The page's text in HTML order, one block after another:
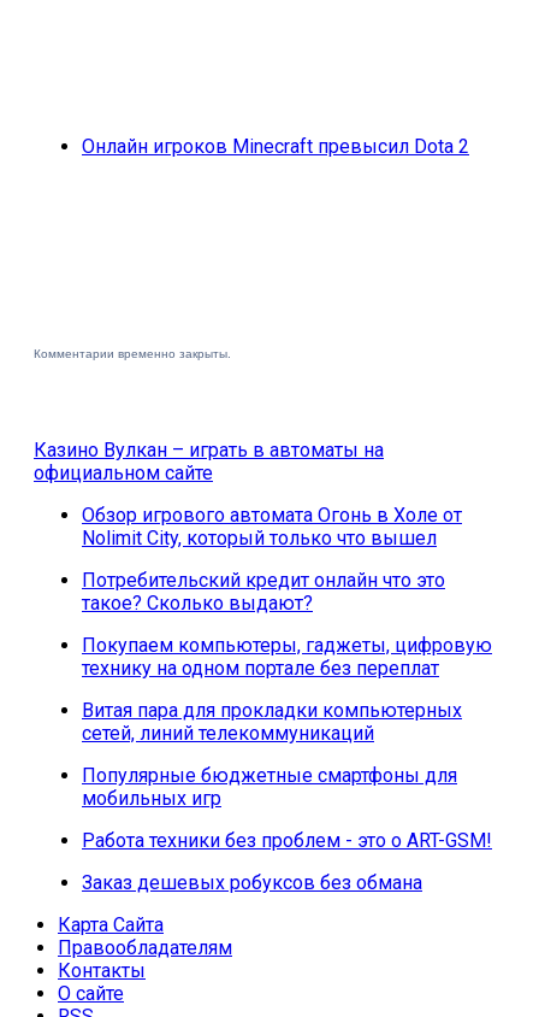
Онлайн игроков Minecraft превысил Dota 2
Комментарии временно закрыты.
Казино Вулкан – играть в автоматы на
официальном сайте
Обзор игрового автомата Огонь в Холе от
Nolimit City, который только что вышел
Потребительский кредит онлайн что это
такое? Сколько выдают?
Покупаем компьютеры, гаджеты, цифровую
технику на одном портале без переплат
Витая пара для прокладки компьютерных
сетей, линий телекоммуникаций
Популярные бюджетные смартфоны для
мобильных игр
Работа техники без проблем - это о ART-GSM!
Заказ дешевых робуксов без обмана
Карта Сайта
Правообладателям
Контакты
О сайте